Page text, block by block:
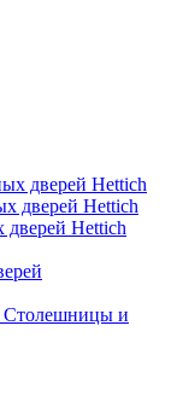
дверей Hettich
дверей Hettich
дверей Hettich
Столешницы и